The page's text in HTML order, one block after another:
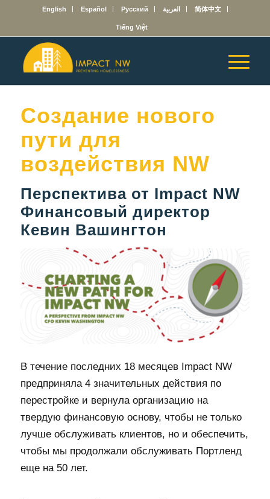
English Español Русский العربية 简体中文
Tiếng Việt
Создание нового
пути для
воздействия NW
Перспектива от Impact NW
Финансовый директор
Кевин Вашингтон
В течение последних 18 месяцев Impact NW
предприняла 4 значительных действия по
перестройке и вернула организацию на
твердую финансовую основу, чтобы не только
лучше обслуживать клиентов, но и обеспечить,
чтобы мы продолжали обслуживать Портленд
еще на 50 лет.